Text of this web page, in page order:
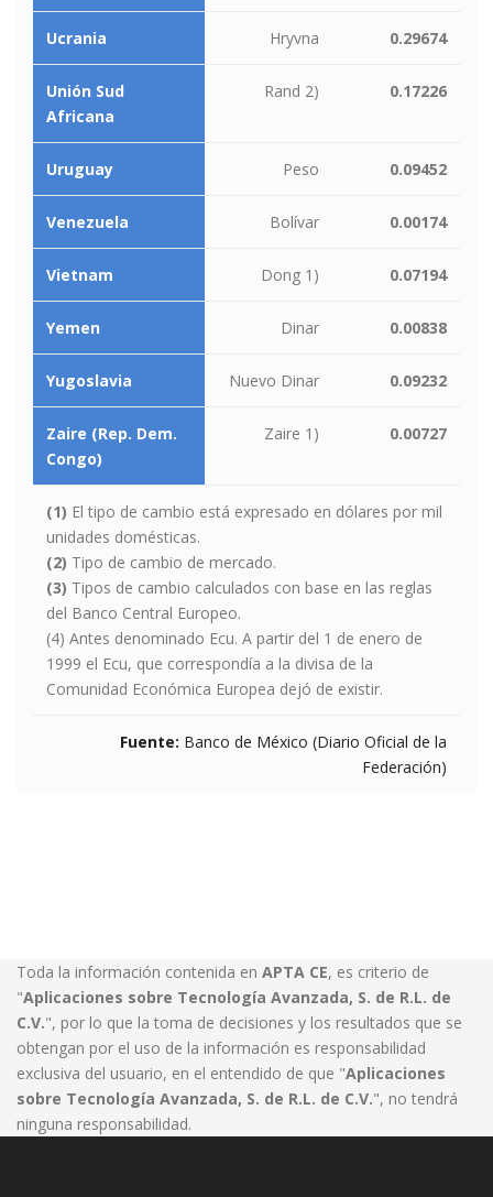
Ucrania Hryvna 0.29674
Unión Sud
Africana
Rand 2) 0.17226
Uruguay Peso 0.09452
Venezuela Bolívar 0.00174
Vietnam Dong 1) 0.07194
Yemen Dinar 0.00838
Yugoslavia Nuevo Dinar 0.09232
Zaire (Rep. Dem.
Congo)
Zaire 1) 0.00727
(1) El tipo de cambio está expresado en dólares por mil
unidades domésticas.
(2) Tipo de cambio de mercado.
(3) Tipos de cambio calculados con base en las reglas
del Banco Central Europeo.
(4) Antes denominado Ecu. A partir del 1 de enero de
1999 el Ecu, que correspondía a la divisa de la
Comunidad Económica Europea dejó de existir.
Fuente: Banco de México (Diario Oficial de la
Federación)
Toda la información contenida en APTA CE, es criterio de
"Aplicaciones sobre Tecnología Avanzada, S. de R.L. de
C.V.", por lo que la toma de decisiones y los resultados que se
obtengan por el uso de la información es responsabilidad
exclusiva del usuario, en el entendido de que "Aplicaciones
sobre Tecnología Avanzada, S. de R.L. de C.V.", no tendrá
ninguna responsabilidad.